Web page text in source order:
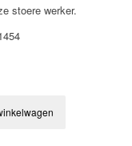
stoere werker.